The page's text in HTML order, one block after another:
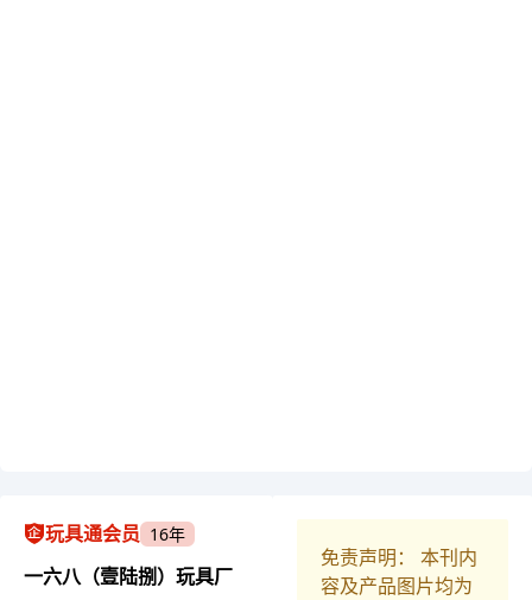
玩具通会员 16年
一六八（壹陆捌）玩具厂
免责声明： 本刊内
容及产品图片均为